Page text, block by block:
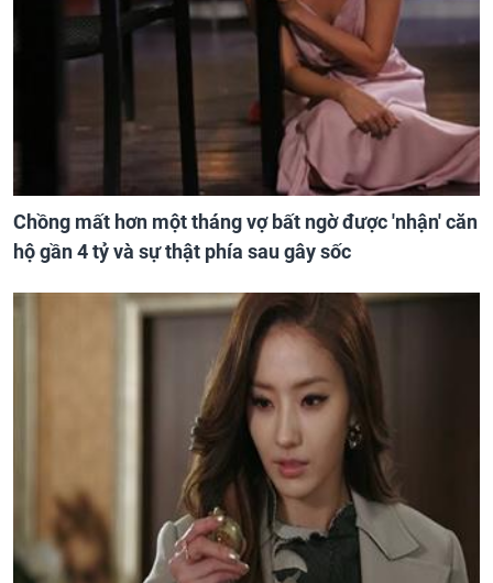
Chồng mất hơn một tháng vợ bất ngờ được 'nhận' căn
hộ gần 4 tỷ và sự thật phía sau gây sốc